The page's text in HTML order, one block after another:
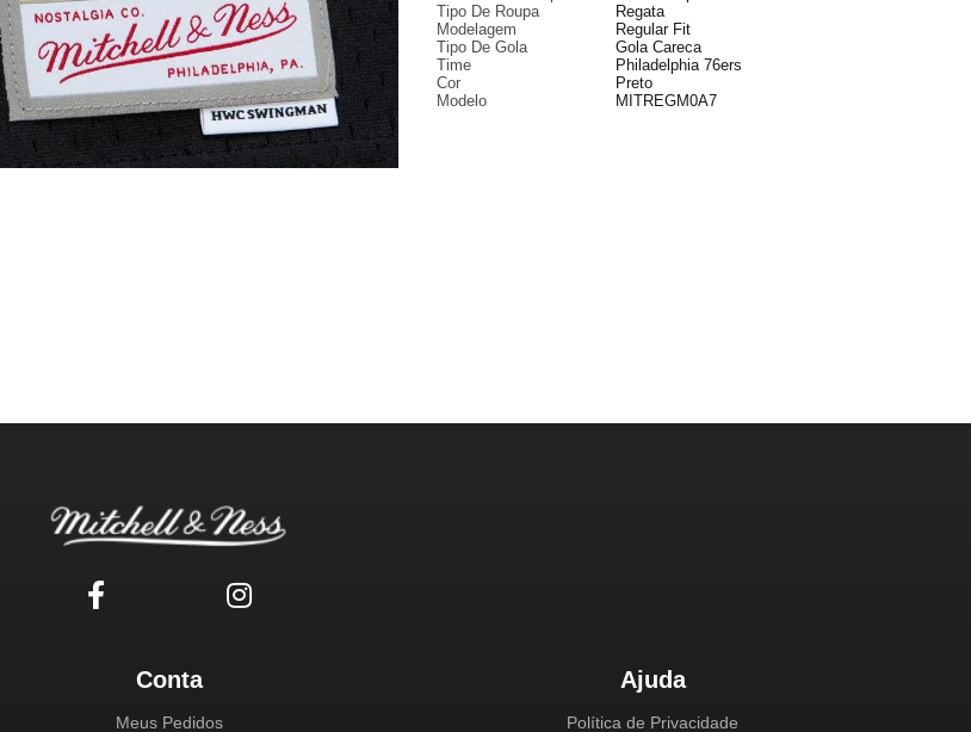
Tipo De Roupa
Regata
Modelagem
Regular Fit
Tipo De Gola
Gola Careca
Time
Philadelphia 76ers
Cor
Preto
Modelo
MITREGM0A7
Conta
Meus Pedidos
Ajuda
Política de Privacidade